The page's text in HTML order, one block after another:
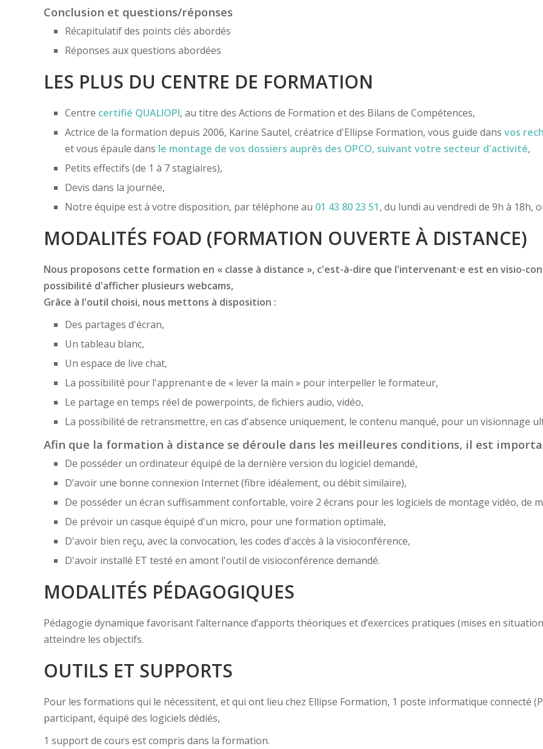
Conclusion et questions/réponses
Récapitulatif des points clés abordés
Réponses aux questions abordées
LES PLUS DU CENTRE DE FORMATION
Centre certifié QUALIOPI, au titre des Actions de Formation et des Bilans de Compétences,
Actrice de la formation depuis 2006, Karine Sautel, créatrice d'Ellipse Formation, vous guide dans vos
et vous épaule dans le montage de vos dossiers auprès des OPCO, suivant votre secteur d'activité,
Petits effectifs (de 1 à 7 stagiaires),
Devis dans la journée,
Notre équipe est à votre disposition, par téléphone au 01 43 80 23 51, du lundi au vendredi de 9h à 18h,
MODALITÉS FOAD (FORMATION OUVERTE À DISTANCE)
Nous proposons cette formation en « classe à distance », c'est-à-dire que l'intervenant·e est en visio-
possibilité d'afficher plusieurs webcams,
Grâce à l'outil choisi, nous mettons à disposition :
Des partages d'écran,
Un tableau blanc,
Un espace de live chat,
La possibilité pour l'apprenant·e de « lever la main » pour interpeller le formateur,
Le partage en temps réel de powerpoints, de fichiers audio, vidéo,
La possibilité de retransmettre, en cas d'absence uniquement, le contenu manqué, pour un visionnage
Afin que la formation à distance se déroule dans les meilleures conditions, il est
De posséder un ordinateur équipé de la dernière version du logiciel demandé,
D’avoir une bonne connexion Internet (fibre idéalement, ou débit similaire),
De posséder un écran suffisamment confortable, voire 2 écrans pour les logiciels de montage vidéo, de
De prévoir un casque équipé d'un micro, pour une formation optimale,
D'avoir bien reçu, avec la convocation, les codes d'accès à la visioconférence,
D'avoir installé ET testé en amont l'outil de visioconférence demandé.
MODALITÉS PÉDAGOGIQUES
Pédagogie dynamique favorisant l’alternance d’apports théoriques et d’exercices pratiques (mises en
atteindre les objectifs.
OUTILS ET SUPPORTS
Pour les formations qui le nécessitent, et qui ont lieu chez Ellipse Formation, 1 poste informatique connecté
participant, équipé des logiciels dédiés,
1 support de cours est compris dans la formation.